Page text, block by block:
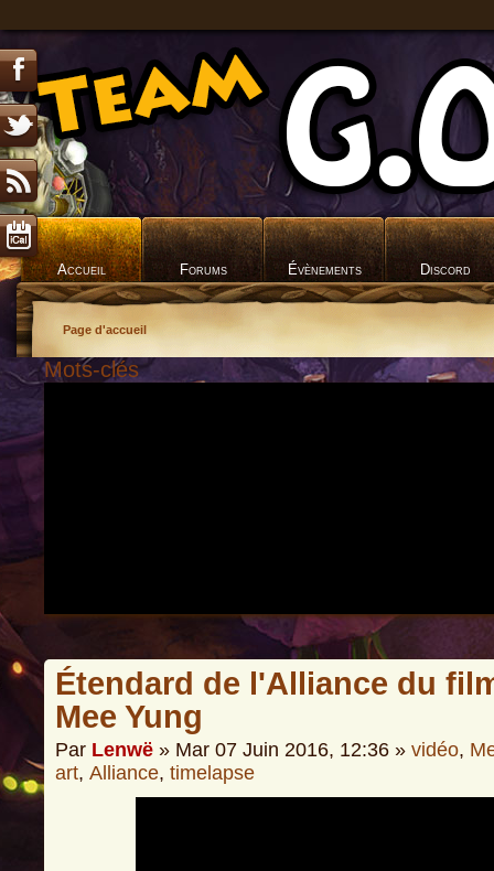
Accueil Forums Évènements Discord
Page d'accueil
Mots-clés
Étendard de l'Alliance du
Mee Yung
Par Lenwë » Mar 07 Juin 2016, 12:36 » vidéo,
art, Alliance, timelapse